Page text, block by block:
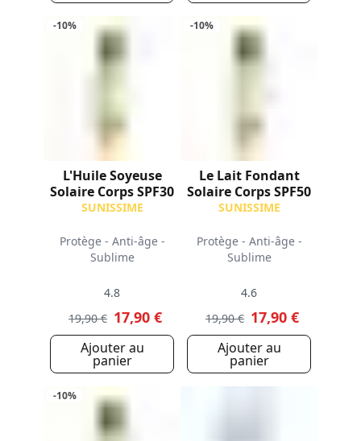
-10%
L'Huile Soyeuse
Solaire Corps SPF30
SUNISSIME
Protège - Anti-âge -
Sublime
4.8
19,90 € 17,90 €
Ajouter au
panier
-10%
Le Lait Fondant
Solaire Corps SPF50
SUNISSIME
Protège - Anti-âge -
Sublime
4.6
19,90 € 17,90 €
Ajouter au
panier
-10%